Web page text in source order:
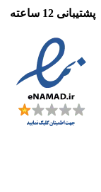
پشتیبانی 12 ساعته